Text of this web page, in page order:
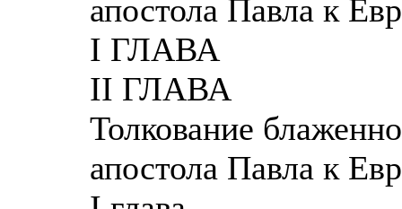
апостола Павла к
I ГЛАВА
II ГЛАВА
Толкование
апостола Павла к